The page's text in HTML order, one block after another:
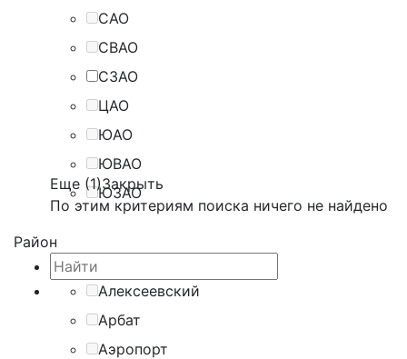
САО
СВАО
СЗАО
ЦАО
ЮАО
ЮВАО
ЮЗАО
Еще (1)Закрыть
По этим критериям поиска ничего не найдено
Район
Алексеевский
Арбат
Аэропорт